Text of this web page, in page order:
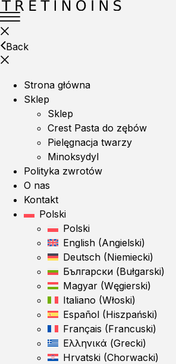
Back
Strona główna
Sklep
Sklep
Crest Pasta do zębów
Pielęgnacja twarzy
Minoksydyl
Polityka zwrotów
O nas
Kontakt
Polski
Polski
English (Angielski)
Deutsch (Niemiecki)
Български (Bułgarski)
Magyar (Węgierski)
Italiano (Włoski)
Español (Hiszpański)
Français (Francuski)
Ελληνικά (Grecki)
Hrvatski (Chorwacki)